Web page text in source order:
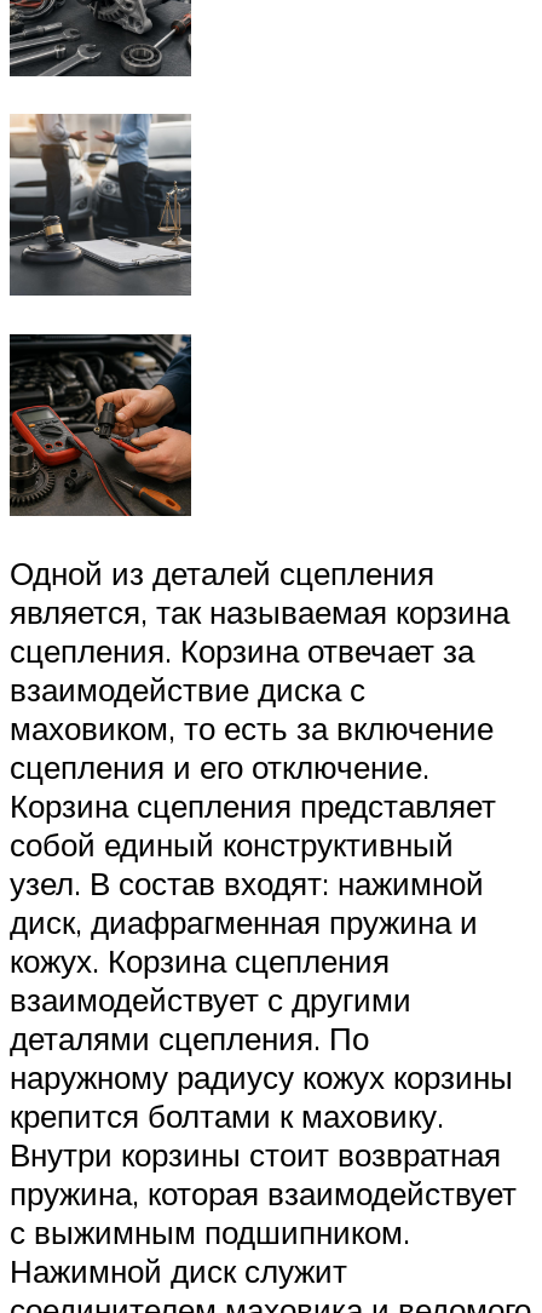
Одной из деталей сцепления
является, так называемая корзина
сцепления. Корзина отвечает за
взаимодействие диска с
маховиком, то есть за включение
сцепления и его отключение.
Корзина сцепления представляет
собой единый конструктивный
узел. В состав входят: нажимной
диск, диафрагменная пружина и
кожух. Корзина сцепления
взаимодействует с другими
деталями сцепления. По
наружному радиусу кожух корзины
крепится болтами к маховику.
Внутри корзины стоит возвратная
пружина, которая взаимодействует
с выжимным подшипником.
Нажимной диск служит